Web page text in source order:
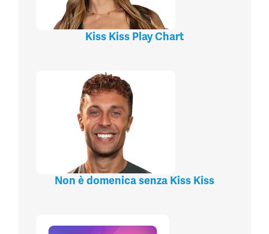
Kiss Kiss Play Chart
Non è domenica senza Kiss Kiss